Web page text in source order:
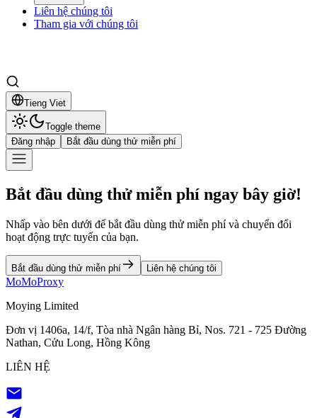
Liên hệ chúng tôi
Tham gia với chúng tôi
Tieng Viet
Toggle theme
Đăng nhập
Bắt đầu dùng thử miễn phí
Bắt đầu dùng thử miễn phí ngay bây giờ!
Nhấp vào bên dưới để bắt đầu dùng thử miễn phí và chuyển đổi
hoạt động trực tuyến của bạn.
Bắt đầu dùng thử miễn phí Liên hệ chúng tôi
MoMoProxy
Moying Limited
Đơn vị 1406a, 14/f, Tòa nhà Ngân hàng Bỉ, Nos. 721 - 725 Đường
Nathan, Cửu Long, Hồng Kông
LIÊN HỆ